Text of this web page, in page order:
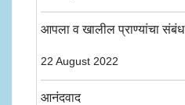
आपला व खालील प्राण्यांचा संबंध
22 August 2022
आनंदवाद